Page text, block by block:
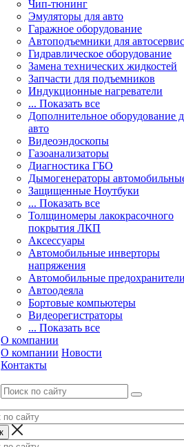
Чип-тюнинг
Эмуляторы для авто
Гаражное оборудование
Автоподъемники для
Гидравлическое оборудование
Замена технических жидкостей
Запчасти для подъемников
Индукционные нагреватели
... Показать все
Дополнительное оборудование
авто
Видеоэндоскопы
Газоанализаторы
Диагностика ГБО
Дымогенераторы
Защищенные Ноутбуки
... Показать все
Толщиномеры лакокрасочного
покрытия ЛКП
Аксессуары
Автомобильные инверторы
напряжения
Автомобильные
Автоодеяла
Бортовые компьютеры
Видеорегистраторы
... Показать все
О компании
О компании Новости
Контакты